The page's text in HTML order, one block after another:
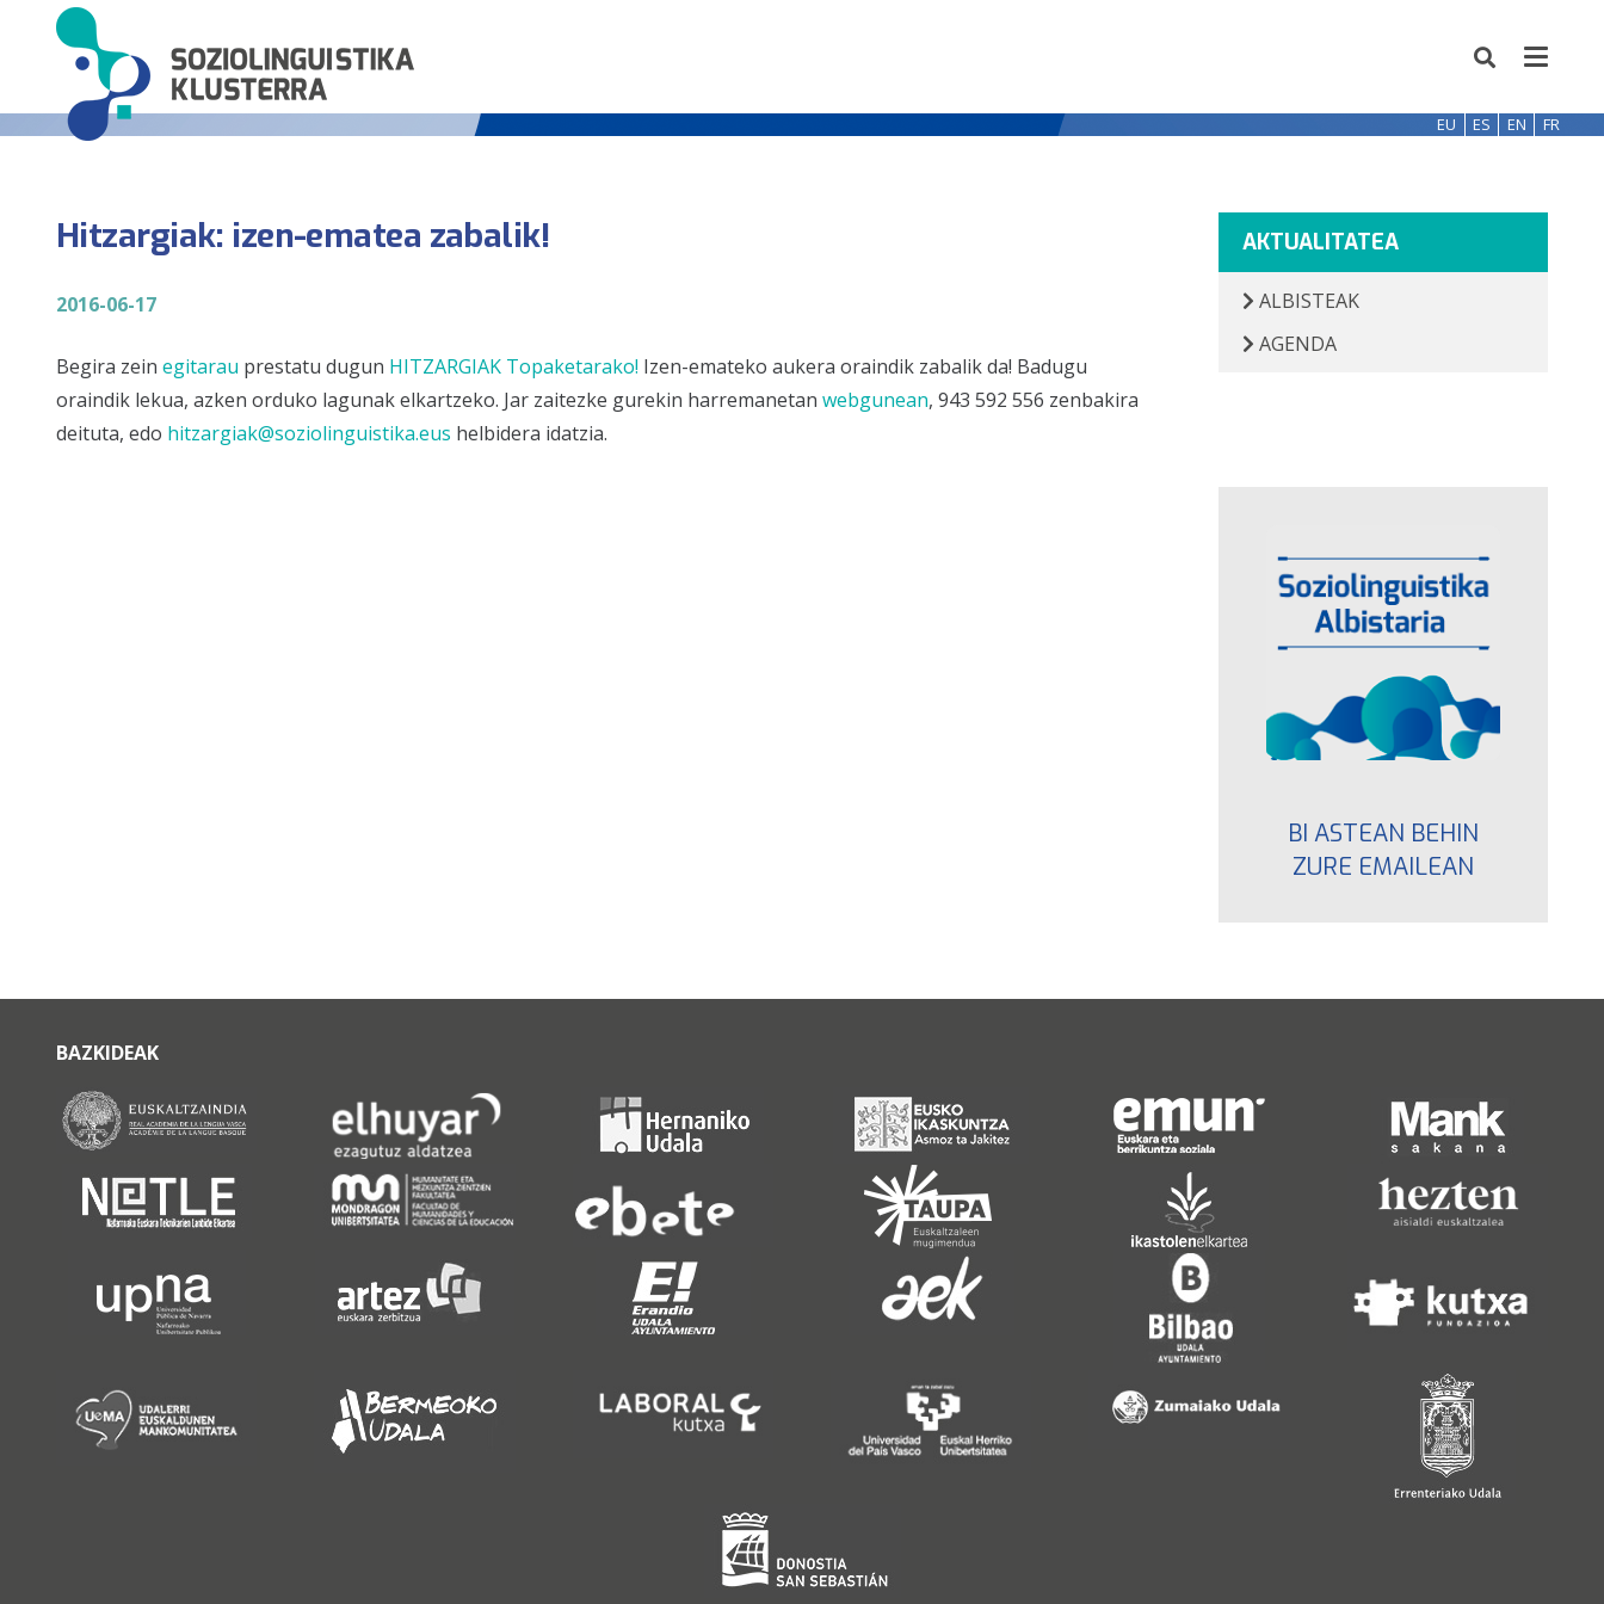
EU ES EN FR
Hitzargiak: izen-ematea zabalik!
2016-06-17
Begira zein egitarau prestatu dugun HITZARGIAK Topaketarako! Izen-emateko aukera oraindik zabalik da! Badugu
oraindik lekua, azken orduko lagunak elkartzeko. Jar zaitezke gurekin harremanetan webgunean, 943 592 556 zenbakira
deituta, edo hitzargiak@soziolinguistika.eus helbidera idatzia.
AKTUALITATEA
ALBISTEAK
AGENDA
BI ASTEAN BEHIN
ZURE EMAILEAN
BAZKIDEAK